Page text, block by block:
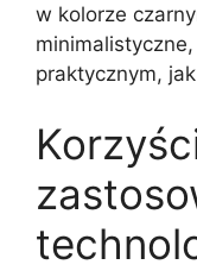
w kolorze
praktycznym,